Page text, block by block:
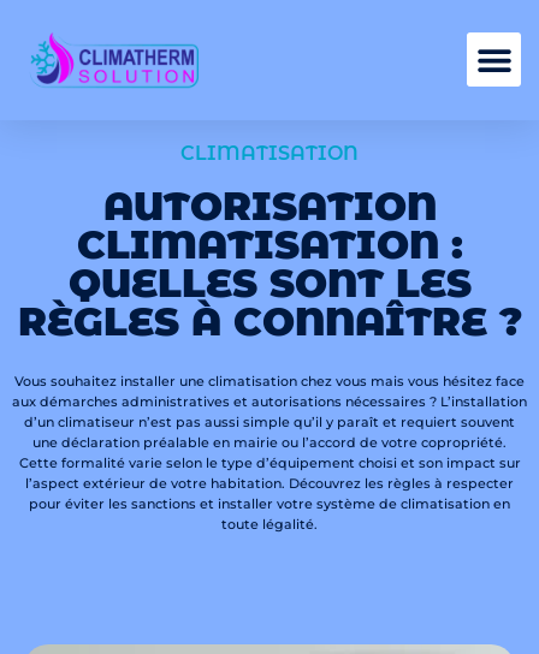
CLIMATISATION
AUTORISATION
CLIMATISATION :
QUELLES SONT LES
RÈGLES À CONNAÎTRE ?
Vous souhaitez installer une climatisation chez vous mais vous hésitez face
aux démarches administratives et autorisations nécessaires ? L’installation
d’un climatiseur n’est pas aussi simple qu’il y paraît et requiert souvent
une déclaration préalable en mairie ou l’accord de votre copropriété.
Cette formalité varie selon le type d’équipement choisi et son impact sur
l’aspect extérieur de votre habitation. Découvrez les règles à respecter
pour éviter les sanctions et installer votre système de climatisation en
toute légalité.